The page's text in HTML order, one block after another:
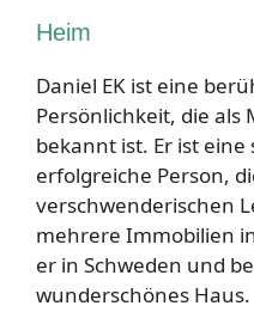
Heim
Daniel EK ist eine
Persönlichkeit, die als
bekannt ist. Er ist
erfolgreiche Person,
verschwenderischen
mehrere Immobilien
er in Schweden und
wunderschönes Haus.